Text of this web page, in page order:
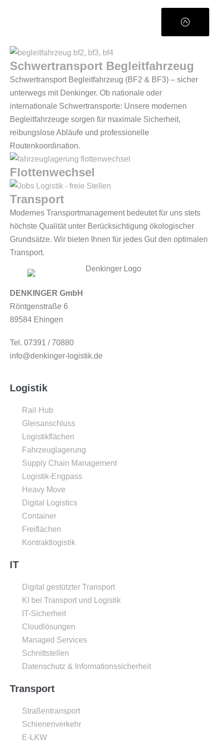
Schwertransport Begleitfahrzeug
Schwertransport Begleitfahrzeug (BF2 & BF3) – sicher
unterwegs mit Denkinger. Ob nationale oder
internationale Schwertransporte: Unsere modernen
Begleitfahrzeuge sorgen für maximale Sicherheit,
reibungslose Abläufe und professionelle
Routenkoordination.
Flottenwechsel
Transport
Modernes Transportmanagement bedeutet für uns stets
höchste Qualität unter Berücksichtigung ökologischer
Grundsätze. Wir bieten Ihnen für jedes Gut den optimalen
Transport.
DENKINGER GmbH
Röntgenstraße 6
89584 Ehingen
Tel. 07391 / 70880
info@denkinger-logistik.de
Logistik
Rail·Hub
Gleisanschluss
Logistikflächen
Fahrzeuglagerung
Supply Chain Management
Logistik-Engpass
Heavy Move
Digital Logistics
Container
Freiflächen
Kontraktlogistik
IT
Digital gestützter Transport
KI bei Transport und Logistik
IT-Sicherheit
Cloudlösungen
Managed Services
Schnittstellen
Datenschutz & Informationssicherheit
Transport
Straßentransport
Schienenverkehr
E-LKW